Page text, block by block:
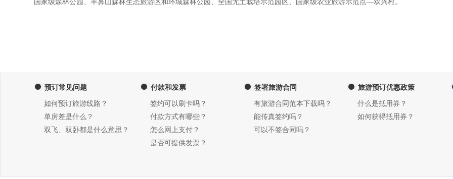
国家级森林公园、羊鼻山森林生态旅游区和环城森林公园、全国无土栽培示范园区、国家级农业旅游示范点—双兴村。
预订常见问题
如何预订旅游线路？
单房差是什么？
双飞、双卧都是什么意思？
付款和发票
签约可以刷卡吗？
付款方式有哪些？
怎么网上支付？
是否可提供发票？
签署旅游合同
有旅游合同范本下载吗？
能传真签约吗？
可以不签合同吗？
旅游预订优惠政策
什么是抵用券？
如何获得抵用券？